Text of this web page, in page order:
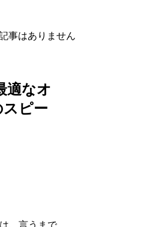
事はありません
適なオ
ピー
、言うまで